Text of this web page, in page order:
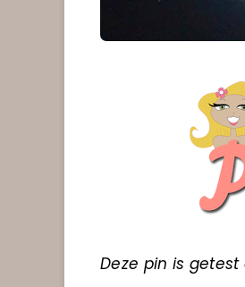
Deze pin is getest